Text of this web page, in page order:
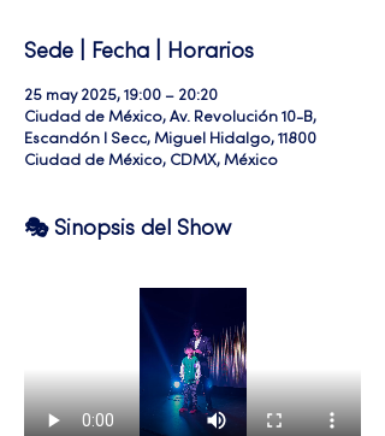
Sede | Fecha | Horarios
25 may 2025, 19:00 – 20:20
Ciudad de México, Av. Revolución 10-B,
Escandón I Secc, Miguel Hidalgo, 11800
Ciudad de México, CDMX, México
🎭 Sinopsis del Show